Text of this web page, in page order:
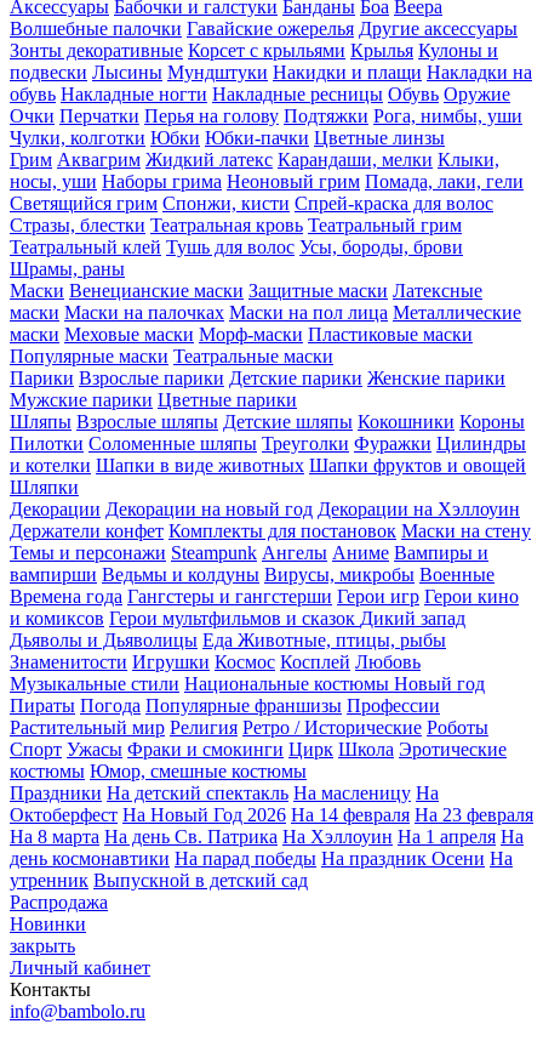
Аксессуары Бабочки и галстуки Банданы Боа Веера
Волшебные палочки Гавайские ожерелья Другие аксессуары
Зонты декоративные Корсет с крыльями Крылья Кулоны и
подвески Лысины Мундштуки Накидки и плащи Накладки на
обувь Накладные ногти Накладные ресницы Обувь Оружие
Очки Перчатки Перья на голову Подтяжки Рога, нимбы, уши
Чулки, колготки Юбки Юбки-пачки Цветные линзы
Грим Аквагрим Жидкий латекс Карандаши, мелки Клыки,
носы, уши Наборы грима Неоновый грим Помада, лаки, гели
Светящийся грим Спонжи, кисти Спрей-краска для волос
Стразы, блестки Театральная кровь Театральный грим
Театральный клей Тушь для волос Усы, бороды, брови
Шрамы, раны
Маски Венецианские маски Защитные маски Латексные
маски Маски на палочках Маски на пол лица Металлические
маски Меховые маски Морф-маски Пластиковые маски
Популярные маски Театральные маски
Парики Взрослые парики Детские парики Женские парики
Мужские парики Цветные парики
Шляпы Взрослые шляпы Детские шляпы Кокошники Короны
Пилотки Соломенные шляпы Треуголки Фуражки Цилиндры
и котелки Шапки в виде животных Шапки фруктов и овощей
Шляпки
Декорации Декорации на новый год Декорации на Хэллоуин
Держатели конфет Комплекты для постановок Маски на стену
Темы и персонажи Steampunk Ангелы Аниме Вампиры и
вампирши Ведьмы и колдуны Вирусы, микробы Военные
Времена года Гангстеры и гангстерши Герои игр Герои кино
и комиксов Герои мультфильмов и сказок Дикий запад
Дьяволы и Дьяволицы Еда Животные, птицы, рыбы
Знаменитости Игрушки Космос Косплей Любовь
Музыкальные стили Национальные костюмы Новый год
Пираты Погода Популярные франшизы Профессии
Растительный мир Религия Ретро / Исторические Роботы
Спорт Ужасы Фраки и смокинги Цирк Школа Эротические
костюмы Юмор, смешные костюмы
Праздники На детский спектакль На масленицу На
Октоберфест На Новый Год 2026 На 14 февраля На 23 февраля
На 8 марта На день Св. Патрика На Хэллоуин На 1 апреля На
день космонавтики На парад победы На праздник Осени На
утренник Выпускной в детский сад
Распродажа
Новинки
закрыть
Личный кабинет
Контакты
info@bambolo.ru